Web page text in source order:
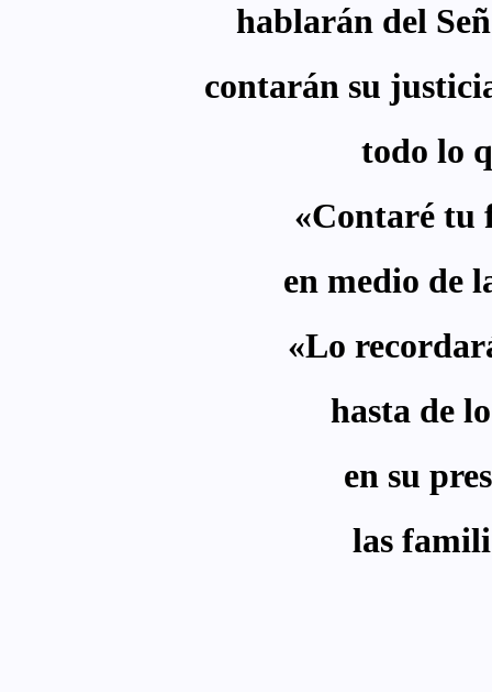
hablarán del
contarán su
todo lo
«Contaré tu
en medio de
«Lo
hasta de
en su
las